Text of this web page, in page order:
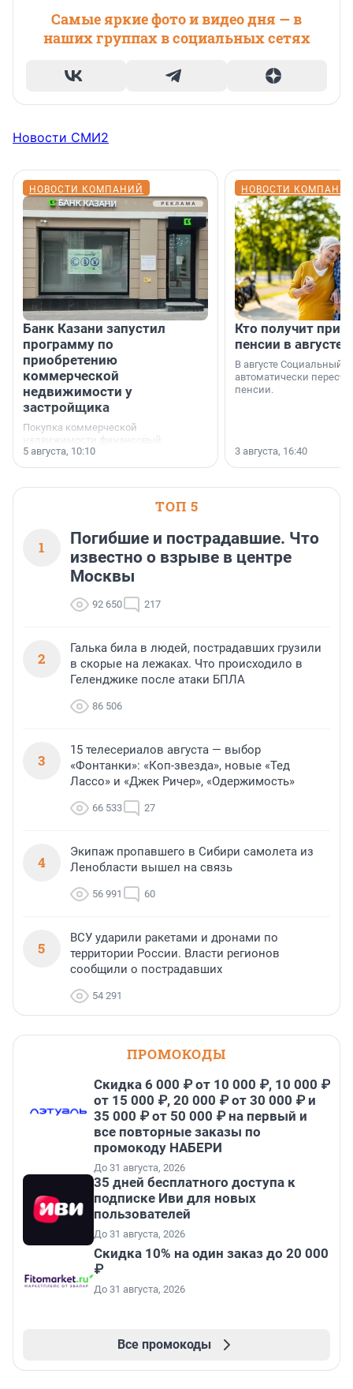
Самые яркие фото и видео дня — в
наших группах в социальных сетях
Новости СМИ2
НОВОСТИ КОМПАНИЙ
Банк Казани запустил
программу по
приобретению
коммерческой
недвижимости у
застройщика
Покупка коммерческой
недвижимости финансовый
инструмент, доступный для многих
предпринимателей. Будь то новый
или готовый арендный бизнес —
успех сделки зависит от правильного
5 августа, 10:10
НОВОСТИ
Кто получит
пенсии в августе
В августе Социальный
автоматически
пенсии.
3 августа, 16:40
ТОП 5
1
Погибшие и пострадавшие. Что
известно о взрыве в центре
Москвы
92 650 217
2
Галька била в людей, пострадавших грузили
в скорые на лежаках. Что происходило в
Геленджике после атаки БПЛА
86 506
3
15 телесериалов августа — выбор
«Фонтанки»: «Коп-звезда», новые «Тед
Лассо» и «Джек Ричер», «Одержимость»
66 533 27
4
Экипаж пропавшего в Сибири самолета из
Ленобласти вышел на связь
56 991 60
5
ВСУ ударили ракетами и дронами по
территории России. Власти регионов
сообщили о пострадавших
54 291
ПРОМОКОДЫ
Скидка 6 000 ₽ от 10 000 ₽, 10 000 ₽
от 15 000 ₽, 20 000 ₽ от 30 000 ₽ и
35 000 ₽ от 50 000 ₽ на первый и
все повторные заказы по
промокоду НАБЕРИ
До 31 августа, 2026
35 дней бесплатного доступа к
подписке Иви для новых
пользователей
До 31 августа, 2026
Скидка 10% на один заказ до 20 000
₽
До 31 августа, 2026
Все промокоды